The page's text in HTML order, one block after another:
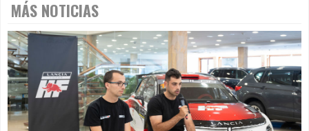
MÁS NOTICIAS